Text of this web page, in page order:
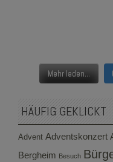
Mehr laden...
HÄUFIG GEKLICKT
Advent Adventskonzert
Bergheim Besuch